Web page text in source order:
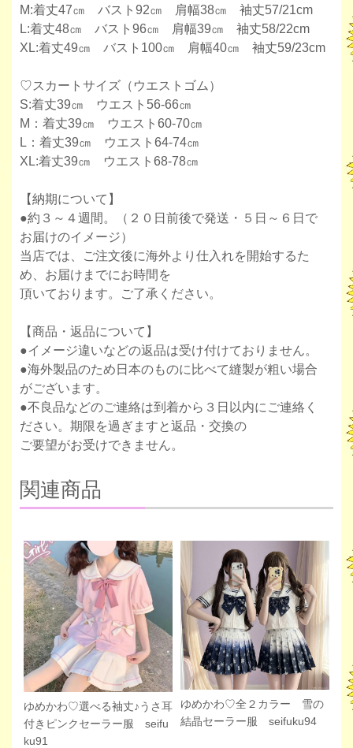
M:着丈47㎝ バスト92㎝ 肩幅38㎝ 袖丈57/21cm
L:着丈48㎝ バスト96㎝ 肩幅39㎝ 袖丈58/22cm
XL:着丈49㎝ バスト100㎝ 肩幅40㎝ 袖丈59/23cm
♡スカートサイズ（ウエストゴム）
S:着丈39㎝ ウエスト56-66㎝
M：着丈39㎝ ウエスト60-70㎝
L：着丈39㎝ ウエスト64-74㎝
XL:着丈39㎝ ウエスト68-78㎝
【納期について】
●約３～４週間。（２０日前後で発送・５日～６日で
お届けのイメージ）
当店では、ご注文後に海外より仕入れを開始するた
め、お届けまでにお時間を
頂いております。ご了承ください。
【商品・返品について】
●イメージ違いなどの返品は受け付けておりません。
●海外製品のため日本のものに比べて縫製が粗い場合
がございます。
●不良品などのご連絡は到着から３日以内にご連絡く
ださい。期限を過ぎますと返品・交換の
ご要望がお受けできません。
関連商品
ゆめかわ♡選べる袖丈♪うさ耳
付きピンクセーラー服 seifu
ku91
ゆめかわ♡全２カラー 雪の
結晶セーラー服 seifuku94